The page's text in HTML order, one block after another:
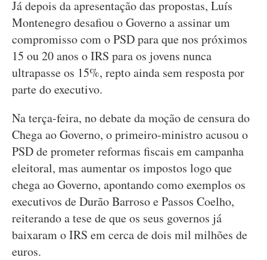
Já depois da apresentação das propostas, Luís
Montenegro desafiou o Governo a assinar um
compromisso com o PSD para que nos próximos
15 ou 20 anos o IRS para os jovens nunca
ultrapasse os 15%, repto ainda sem resposta por
parte do executivo.
Na terça-feira, no debate da moção de censura do
Chega ao Governo, o primeiro-ministro acusou o
PSD de prometer reformas fiscais em campanha
eleitoral, mas aumentar os impostos logo que
chega ao Governo, apontando como exemplos os
executivos de Durão Barroso e Passos Coelho,
reiterando a tese de que os seus governos já
baixaram o IRS em cerca de dois mil milhões de
euros.